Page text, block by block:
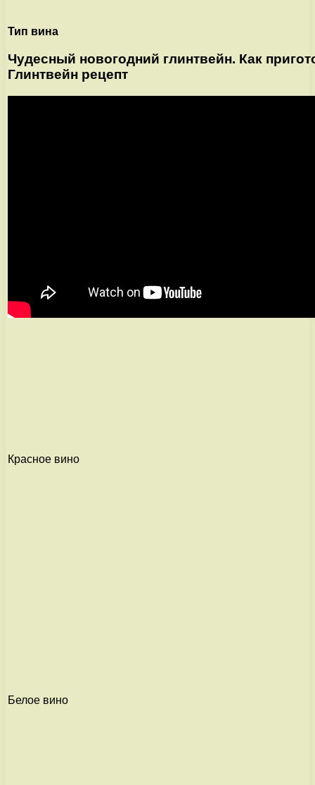
Тип вина
Чудесный новогодний глинтвейн. Как
Глинтвейн рецепт
Красное вино
Белое вино